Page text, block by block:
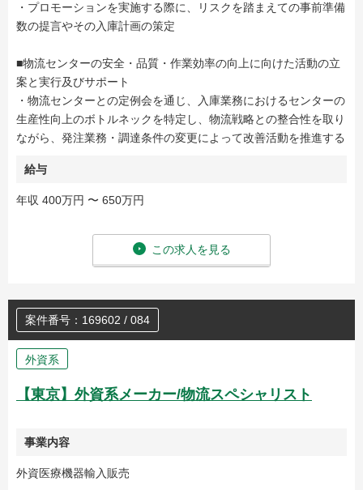
・プロモーションを実施する際に、リスクを踏まえての事前準備
数の提言やその入庫計画の策定
■物流センターの安全・品質・作業効率の向上に向けた活動の立
案と実行及びサポート
・物流センターとの定例会を通じ、入庫業務におけるセンターの
生産性向上のボトルネックを特定し、物流戦略との整合性を取り
ながら、発注業務・調達条件の変更によって改善活動を推進する
給与
年収 400万円 〜 650万円
この求人を見る
案件番号：169602 / 084
外資系
【東京】外資系メーカー/物流スペシャリスト
事業内容
外資医療機器輸入販売